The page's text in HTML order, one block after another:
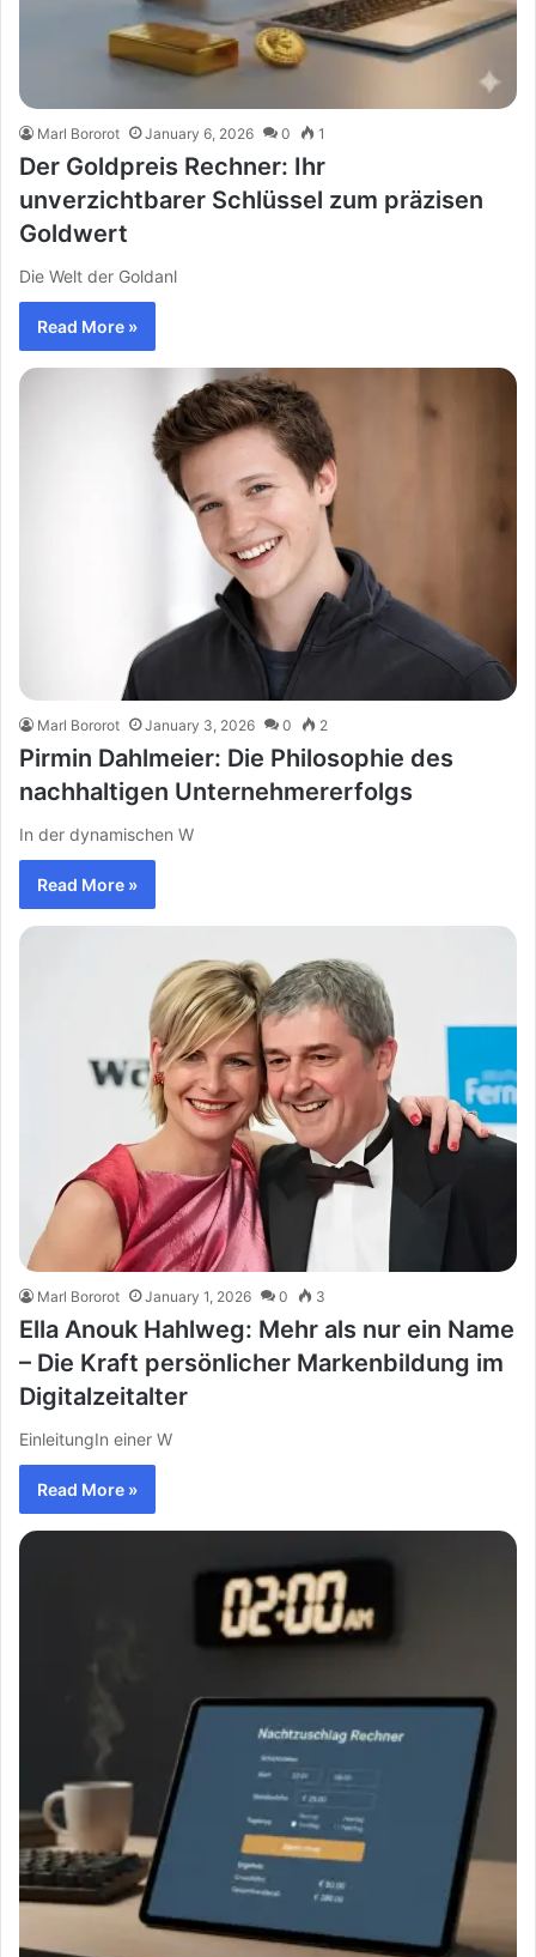
Marl Bororot January 6, 2026 0 1
Der Goldpreis Rechner: Ihr
unverzichtbarer Schlüssel zum präzisen
Goldwert
Die Welt der Goldanl
Read More »
Marl Bororot January 3, 2026 0 2
Pirmin Dahlmeier: Die Philosophie des
nachhaltigen Unternehmererfolgs
In der dynamischen W
Read More »
Marl Bororot January 1, 2026 0 3
Ella Anouk Hahlweg: Mehr als nur ein Name
– Die Kraft persönlicher Markenbildung im
Digitalzeitalter
EinleitungIn einer W
Read More »